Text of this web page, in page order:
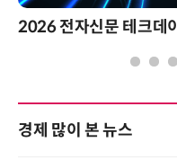
2026 전자신문 테크데이
경제 많이 본 뉴스